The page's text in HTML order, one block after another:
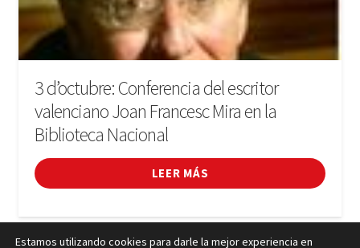
3 d’octubre: Conferencia del escritor
valenciano Joan Francesc Mira en la
Biblioteca Nacional
LEER MÁS
Anterior 1 … 72 73
Estamos utilizando cookies para darle la mejor experiencia en